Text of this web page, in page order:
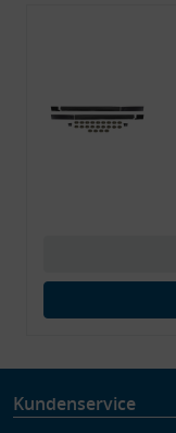
Kundenservice